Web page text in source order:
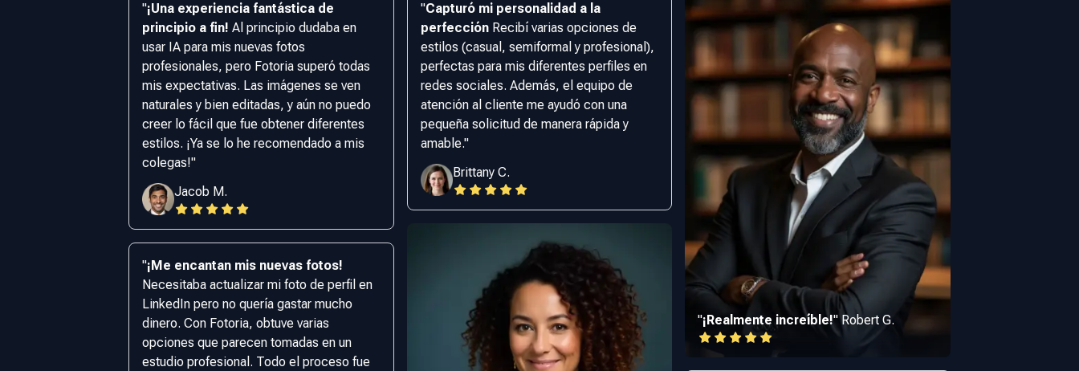
"¡Una experiencia fantástica de
principio a fin! Al principio dudaba en
usar IA para mis nuevas fotos
profesionales, pero Fotoria superó todas
mis expectativas. Las imágenes se ven
naturales y bien editadas, y aún no puedo
creer lo fácil que fue obtener diferentes
estilos. ¡Ya se lo he recomendado a mis
colegas!"
Jacob M.
"¡Me encantan mis nuevas fotos!
Necesitaba actualizar mi foto de perfil en
LinkedIn pero no quería gastar mucho
dinero. Con Fotoria, obtuve varias
opciones que parecen tomadas en un
estudio profesional. Todo el proceso fue
"Capturó mi personalidad a la
perfección Recibí varias opciones de
estilos (casual, semiformal y profesional),
perfectas para mis diferentes perfiles en
redes sociales. Además, el equipo de
atención al cliente me ayudó con una
pequeña solicitud de manera rápida y
amable."
Brittany C.
"¡Realmente increíble!"Robert G.